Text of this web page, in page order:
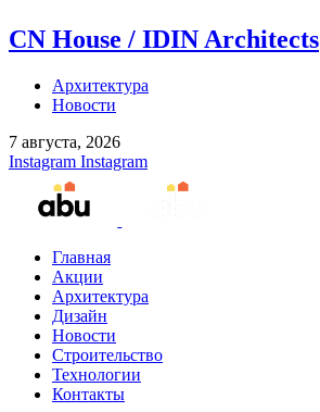
CN House / IDIN Architects
Архитектура
Новости
7 августа, 2026
Instagram Instagram
Главная
Акции
Архитектура
Дизайн
Новости
Строительство
Технологии
Контакты